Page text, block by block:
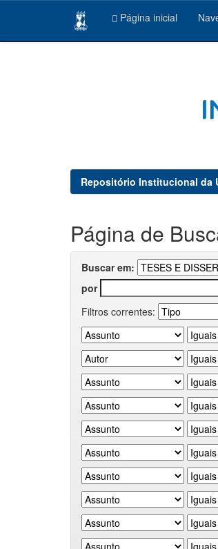
Página inicial
Repositório Institucional da
Página de
Buscar em:
por
Filtros correntes: